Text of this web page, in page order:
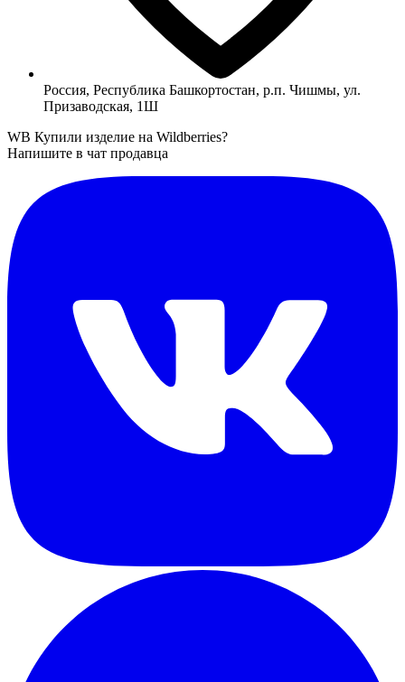
Россия, Республика Башкортостан, р.п. Чишмы, ул.
Призаводская, 1Ш
WB Купили изделие на Wildberries?
Напишите в чат продавца